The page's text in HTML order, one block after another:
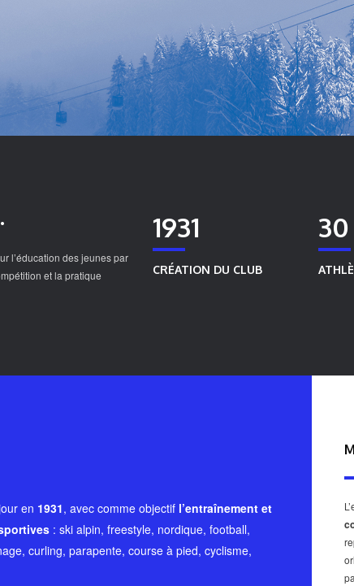
l’éducation des jeunes par
et la pratique
1931
CRÉATION DU CLUB
30
en 1931, avec comme objectif l’entraînement et
: ski alpin, freestyle, nordique, football,
curling, parapente, course à pied, cyclisme,